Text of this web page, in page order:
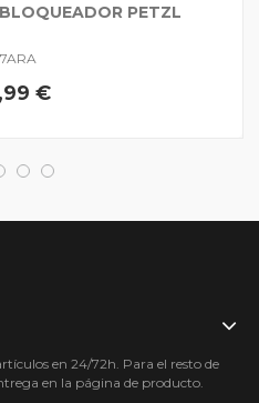
PETZL
€
en 24/72h. Para el resto de
en la página de producto.